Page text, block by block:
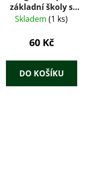
základní školy s
třídami s rozšířeným
Skladem (1 ks)
60 Kč
DO KOŠÍKU